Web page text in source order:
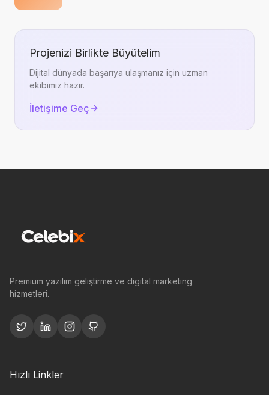
Projenizi Birlikte Büyütelim
Dijital dünyada başarıya ulaşmanız için uzman
ekibimiz hazır.
İletişime Geç
Premium yazılım geliştirme ve digital marketing
hizmetleri.
Hızlı Linkler